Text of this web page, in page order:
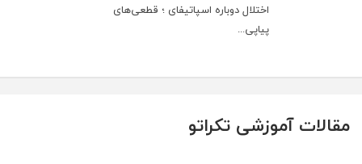
اختلال دوباره اسپاتیفای ؛ قطعی‌های
پیاپی...
مقالات آموزشی تکراتو